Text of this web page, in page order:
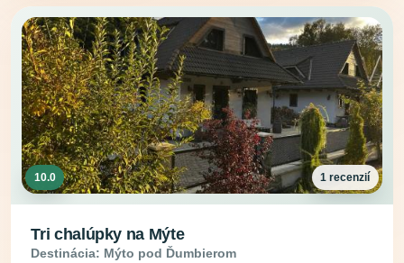
10.0 1 recenzií
Tri chalúpky na Mýte
Destinácia: Mýto pod Ďumbierom